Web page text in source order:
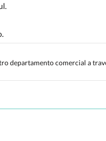
departamento comercial a